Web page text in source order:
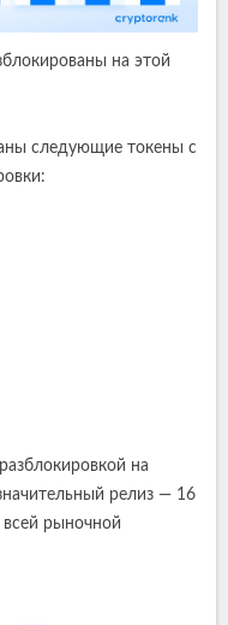
на этой
следующие токены с
на
релиз — 16
всей рыночной